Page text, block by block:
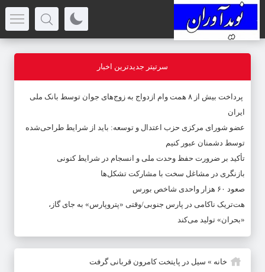
سرتیتر جدیدترین اخبار
پرداخت بیش از ۸ همت وام ازدواج به زوج‌های جوان توسط بانک ملی
ایران
عضو شورای مرکزی حزب اعتدال و توسعه: باید از شرایط طراحی‌شده
توسط دشمنان عبور کنیم
تأکید بر ضرورت حفظ وحدت ملی و انسجام در شرایط کنونی
بازنگری در مشاغل سخت با مشارکت تشکل‌ها
صعود ۶۰ هزار واحدی شاخص بورس
هت‌تریک ناکامی در پارس جنوبی/وقتی «پتروپارس» به جای گاز،
«بحران» تولید می‌کند
خانه » سیل در پایتخت کامرون قربانی گرفت